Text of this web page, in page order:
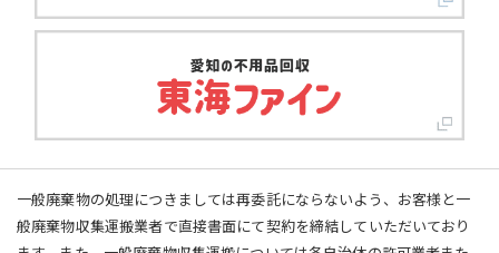
一般廃棄物の処理につきましては再委託にならないよう、お客様と一
般廃棄物収集運搬業者で直接書面にて契約を締結していただいており